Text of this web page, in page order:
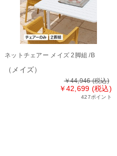
ネットチェアー メイズ 2脚組 /B
（メイズ）
￥44,946(税込)
￥42,699 (税込)
427ポイント